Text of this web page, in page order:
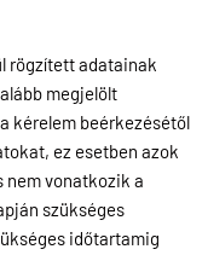
rögzített adatainak
megjelölt
kérelem beérkezésétől
ez esetben azok
nem vonatkozik a
szükséges
időtartamig